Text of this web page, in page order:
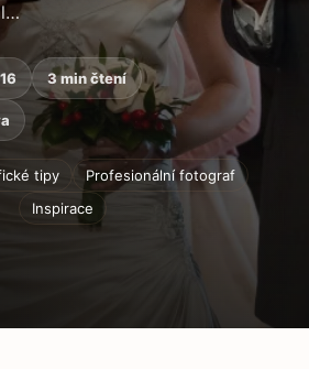
3 min čtení
tipy
Profesionální fotograf
Inspirace